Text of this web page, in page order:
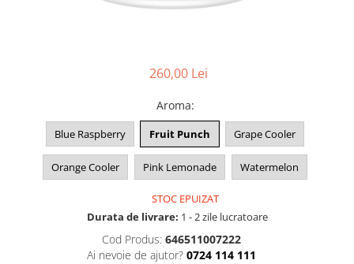
260,00 Lei
Aroma:
Blue Raspberry Fruit Punch Grape Cooler
Orange Cooler Pink Lemonade Watermelon
STOC EPUIZAT
Durata de livrare: 1 - 2 zile lucratoare
Cod Produs: 646511007222
Ai nevoie de ajutor? 0724 114 111